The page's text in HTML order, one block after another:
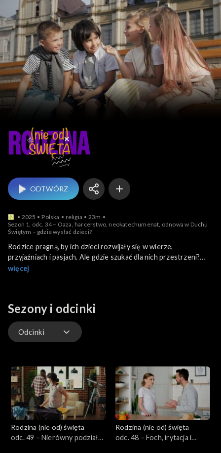
Rodzina (nie od) święta
ODTWÓRZ
2025 Polska religia
23m
Sezon 1, odc. 34 – Oaza, harcerstwo, neokatechumenat, odnowa w Duchu
Świętym – gdzie wysłać dzieci?
Rodzice pragną, by ich dzieci rozwijały się w wierze,
przyjaźniach i pasjach. Ale gdzie szukać dla nich przestrzeni?
Czy rodzice mogą decydować o zainteresowaniach swoich
wspólnotę i rodzinność. Ale skąd wiedzieć, która droga będzie
odpowiednia dla mojego dziecka?
więcej
Sezony i odcinki
Odcinki
Rodzina (nie od) święta
odc. 49 – Nierówny podział
Rodzina (nie od) święta
odc. 48 – Foch, irytacja i